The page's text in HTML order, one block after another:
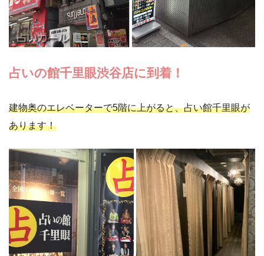
占いの館千里眼渋谷店に到着！
建物奥のエレベーターで5階に上がると、占い館千里眼が
あります！